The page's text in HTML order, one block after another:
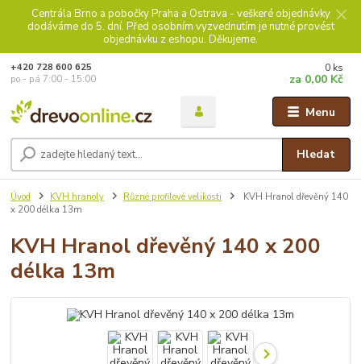
Centrála Brno a pobočky Praha a Ostrava - veškeré objednávky
dodáváme do 5. dní. Před osobním vyzvednutím je nutné provést
objednávku z eshopu. Děkujeme.
Menu
Hledat
+420 728 600 625
po - pá 7:00 - 15:00
0 ks
za 0,00 Kč
Úvod KVH hranoly Různé profilové velikosti
KVH Hranol dřevěný 140
x 200 délka 13m
KVH Hranol dřevěný 140 x 200
délka 13m